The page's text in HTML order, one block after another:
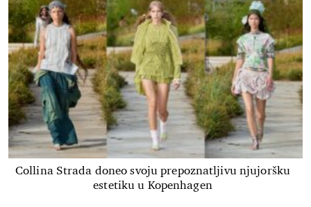
Collina Strada doneo svoju prepoznatljivu njujoršku
estetiku u Kopenhagen